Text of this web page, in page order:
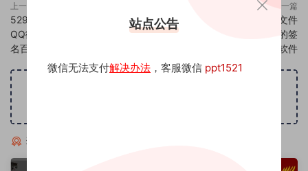
上一篇
529头像psd素材源码模板源文件
QQ微信抖音快手小红书很火的签
名百家姓氏头像制作教程软件
下一篇
531头像psd素材源码模板源文件
QQ微信抖音快手小红书很火的签
名百家姓氏头像制作教程软件
猜你喜欢
站点公告
微信无法支付解决办法 ，客服微信 ppt1521